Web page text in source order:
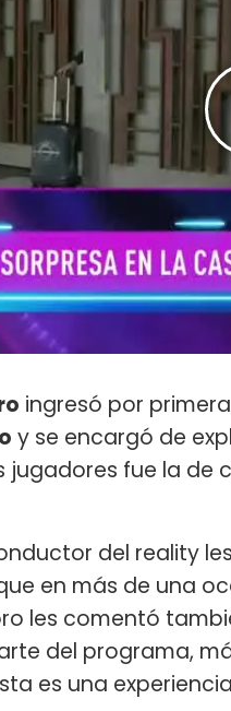
ingresó por
y se encargó de
jugadores fue la de
del reality
en más de una
les comentó
del programa,
es una